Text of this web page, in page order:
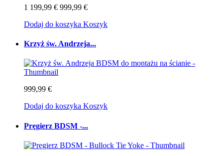
1 199,99 € 999,99 €
Dodaj do koszyka Koszyk
Krzyż św. Andrzeja...
999,99 €
Dodaj do koszyka Koszyk
Pręgierz BDSM -...